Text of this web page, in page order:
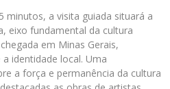
minutos, a visita guiada situará a
eixo fundamental da cultura
em Minas Gerais,
identidade local. Uma
a força e permanência da cultura